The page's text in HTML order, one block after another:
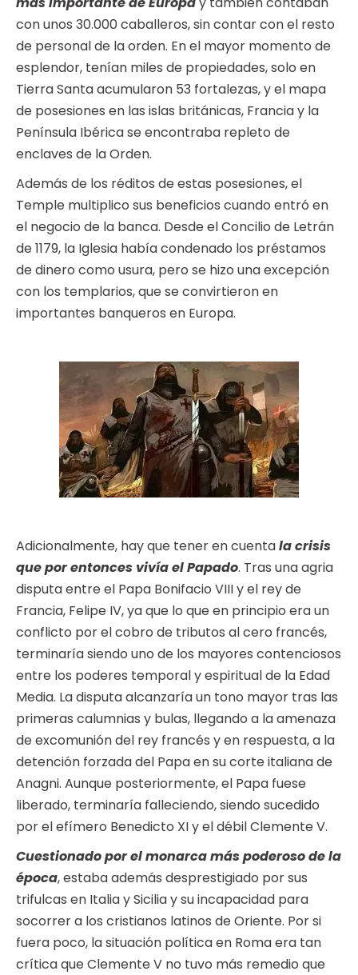
con unos 30.000 caballeros, sin contar con el resto
de personal de la orden. En el mayor momento de
esplendor, tenían miles de propiedades, solo en
Tierra Santa acumularon 53 fortalezas, y el mapa
de posesiones en las islas británicas, Francia y la
Península Ibérica se encontraba repleto de
enclaves de la Orden.
Además de los réditos de estas posesiones, el
Temple multiplico sus beneficios cuando entró en
el negocio de la banca. Desde el Concilio de Letrán
de 1179, la Iglesia había condenado los préstamos
de dinero como usura, pero se hizo una excepción
con los templarios, que se convirtieron en
importantes banqueros en Europa.
Adicionalmente, hay que tener en cuentala crisis
que por entonces vivía el Papado. Tras una agria
disputa entre el Papa Bonifacio VIII y el rey de
Francia, Felipe IV, ya que lo que en principio era un
conflicto por el cobro de tributos al cero francés,
terminaría siendo uno de los mayores contenciosos
entre los poderes temporal y espiritual de la Edad
Media. La disputa alcanzaría un tono mayor tras las
primeras calumnias y bulas, llegando a la amenaza
de excomunión del rey francés y en respuesta, a la
detención forzada del Papa en su corte italiana de
Anagni. Aunque posteriormente, el Papa fuese
liberado, terminaría falleciendo, siendo sucedido
por el efímero Benedicto XI y el débil Clemente V.
Cuestionado por el monarca más poderoso de la
época, estaba además desprestigiado por sus
trifulcas en Italia y Sicilia y su incapacidad para
socorrer a los cristianos latinos de Oriente. Por si
fuera poco, la situación política en Roma era tan
crítica que Clemente V no tuvo más remedio que